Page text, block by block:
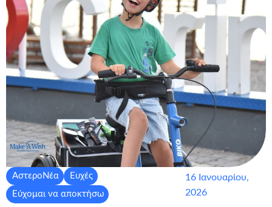
ΑστεροΝέα
Ευχές
Εύχομαι να αποκτήσω
16 Ιανουαρίου,
2026